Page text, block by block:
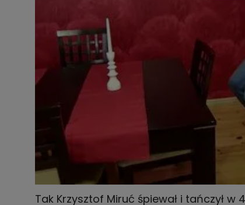
Tak Krzysztof Miruć śpiewał i tańczył w